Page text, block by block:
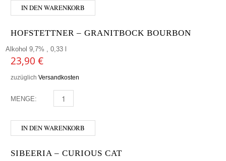
IN DEN WARENKORB
HOFSTETTNER – GRANITBOCK BOURBON
Alkohol 9,7% , 0,33 l
23,90 €
zuzüglich Versandkosten
MENGE: HOFSTETTNER - GRANITBOCK BOURBON MENGE
IN DEN WARENKORB
SIBEERIA – CURIOUS CAT